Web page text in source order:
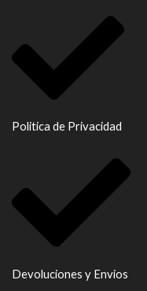
Politica de Privacidad
Devoluciones y Envios